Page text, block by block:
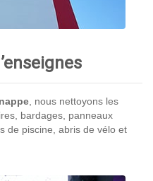
, nous nettoyons les
bardages, panneaux
de piscine, abris de vélo et